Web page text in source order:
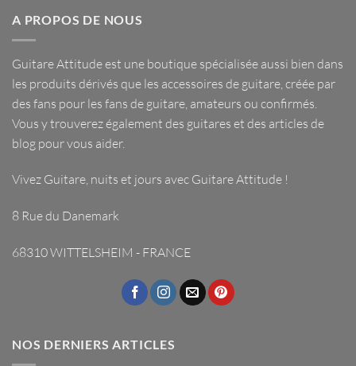
A PROPOS DE NOUS
Guitare Attitude est une boutique spécialisée aussi bien dans
les produits dérivés que les accessoires de guitare , créée par
des fans pour les fans de guitare, amateurs ou confirmés.
Vous y trouverez également des guitares et des articles de
blog pour vous aider.
Vivez Guitare, nuits et jours avec Guitare Attitude !
8 Rue du Danemark
68310 WITTELSHEIM - FRANCE
NOS DERNIERS ARTICLES